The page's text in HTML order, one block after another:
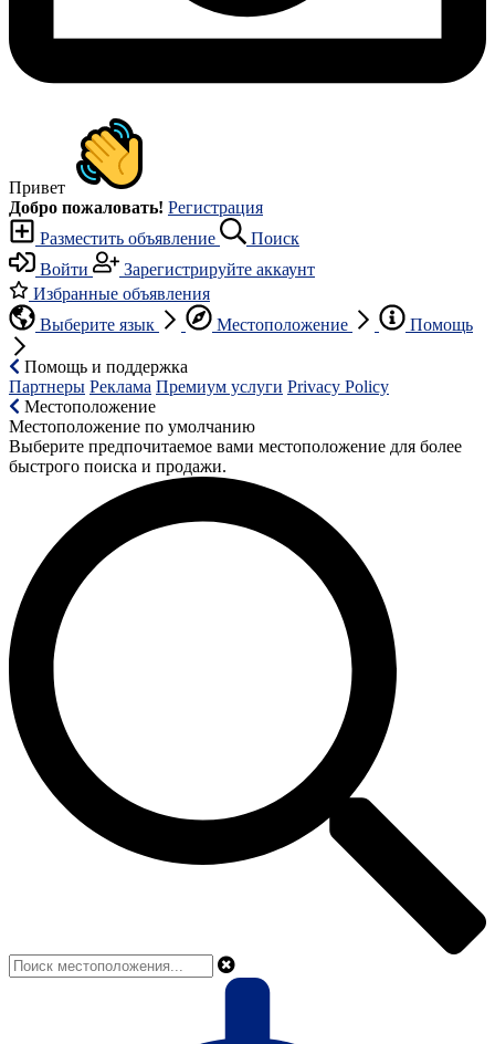
Привет
Добро пожаловать! Регистрация
Разместить объявление
Поиск
Войти
Зарегистрируйте аккаунт
Избранные объявления
Выберите язык
Местоположение Помощь
Помощь и поддержка
Партнеры Реклама Премиум услуги Privacy Policy
Местоположение
Местоположение по умолчанию
Выберите предпочитаемое вами местоположение для более
быстрого поиска и продажи.